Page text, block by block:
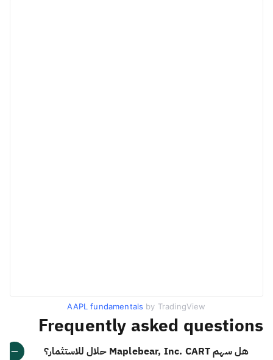
AAPL fundamentals by TradingView
Frequently asked questions
هل سهم Maplebear, Inc. CART حلال للاستثمار؟